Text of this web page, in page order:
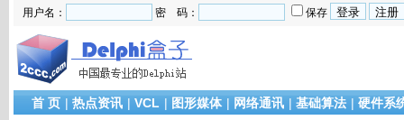
用户名： 密 码： 保存
首 页 | 热点资讯 | VCL | 图形媒体 | 网络通讯 | 基础算法 | 硬件系